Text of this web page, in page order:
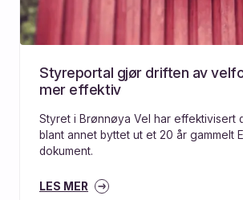
Styreportal gjør driften av
mer effektiv
Styret i Brønnøya Vel har effektivisert
blant annet byttet ut et 20 år gammelt
dokument.
LES MER